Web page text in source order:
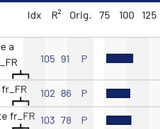
Idx
R² Orig. 75 100 125
a
105 91 P
102 86
P
fr_FR 103 78
P